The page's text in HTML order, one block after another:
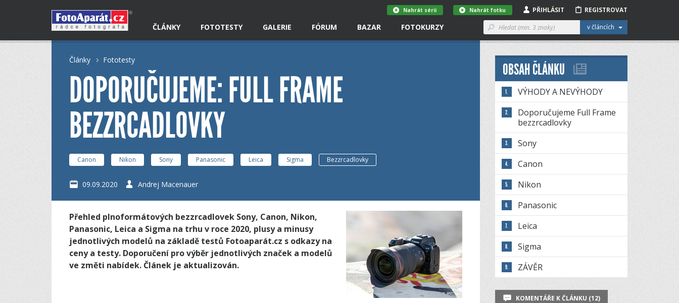
ČLÁNKY FOTOTESTY GALERIE FÓRUM BAZAR FOTOKURZY v článcích
REGISTROVAT
PŘIHLÁSIT
Nahrát fotku
Nahrát sérii
Články Fototesty
DOPORUČUJEME: FULL FRAME
BEZZRCADLOVKY
Canon Nikon Sony Panasonic Leica Sigma Bezzrcadlovky
09.09.2020 Andrej Macenauer
Přehled plnoformátových bezzrcadlovek Sony, Canon, Nikon,
Panasonic, Leica a Sigma na trhu v roce 2020, plusy a minusy
jednotlivých modelů na základě testů Fotoaparát.cz s odkazy na
ceny a testy. Doporučení pro výběr jednotlivých značek a modelů
ve změti nabídek. Článek je aktualizován.
OBSAH ČLÁNKU
VÝHODY A NEVÝHODY
Doporučujeme Full Frame
bezzrcadlovky
Sony
Canon
Nikon
Panasonic
Leica
Sigma
ZÁVĚR
KOMENTÁŘE K ČLÁNKU (12)